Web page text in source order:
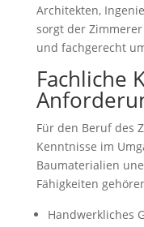
Architekten,
sorgt der
und fachgerecht
Fachliche
Für den Beruf des
Kenntnisse im
Baumaterialien
Fähigkeiten
Handwerkliches